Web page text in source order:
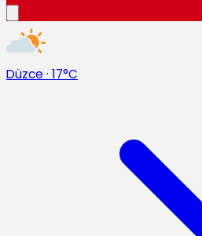
Düzce · 17°C